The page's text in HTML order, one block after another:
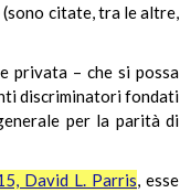
citate, tra le altre,
privata – che si possa
discriminatori fondati
per la parità di
David L. Parris, esse